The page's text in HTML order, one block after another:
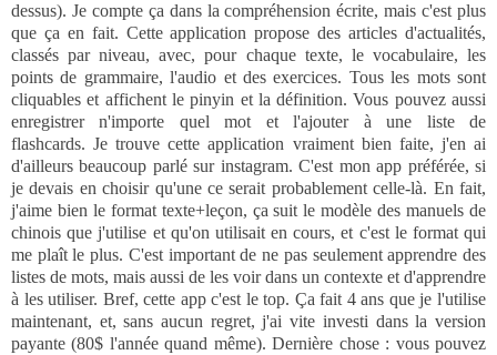
dessus). Je compte ça dans la compréhension écrite, mais c'est plus
que ça en fait. Cette application propose des articles d'actualités,
classés par niveau, avec, pour chaque texte, le vocabulaire, les
points de grammaire, l'audio et des exercices. Tous les mots sont
cliquables et affichent le pinyin et la définition. Vous pouvez aussi
enregistrer n'importe quel mot et l'ajouter à une liste de
flashcards. Je trouve cette application vraiment bien faite, j'en ai
d'ailleurs beaucoup parlé sur instagram. C'est mon app préférée, si
je devais en choisir qu'une ce serait probablement celle-là. En fait,
j'aime bien le format texte+leçon, ça suit le modèle des manuels de
chinois que j'utilise et qu'on utilisait en cours, et c'est le format qui
me plaît le plus. C'est important de ne pas seulement apprendre des
listes de mots, mais aussi de les voir dans un contexte et d'apprendre
à les utiliser. Bref, cette app c'est le top. Ça fait 4 ans que je l'utilise
maintenant, et, sans aucun regret, j'ai vite investi dans la version
payante (80$ l'année quand même). Dernière chose : vous pouvez